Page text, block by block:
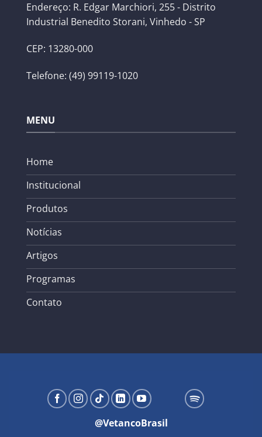
Endereço: R. Edgar Marchiori, 255 - Distrito
Industrial Benedito Storani, Vinhedo - SP
CEP: 13280-000
Telefone: (49) 99119-1020
MENU
Home
Institucional
Produtos
Notícias
Artigos
Programas
Contato
@VetancoBrasil